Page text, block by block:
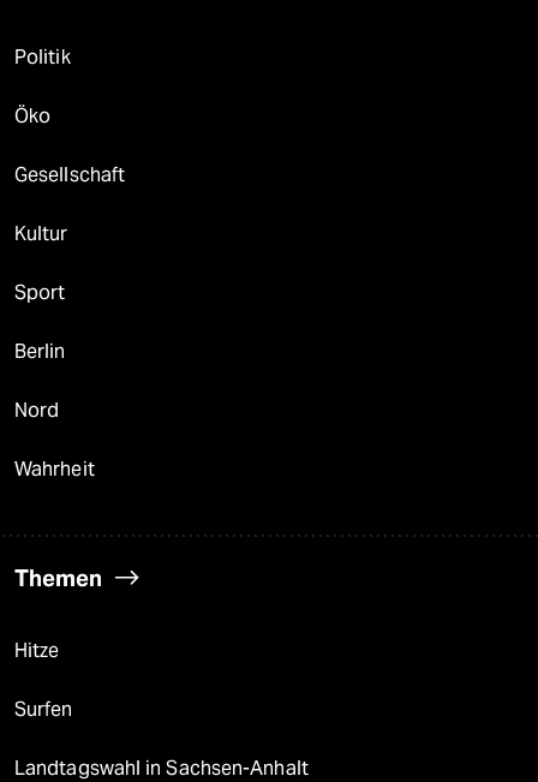
Politik
Öko
Gesellschaft
Kultur
Sport
Berlin
Nord
Wahrheit
Themen
Hitze
Surfen
Landtagswahl in Sachsen-Anhalt